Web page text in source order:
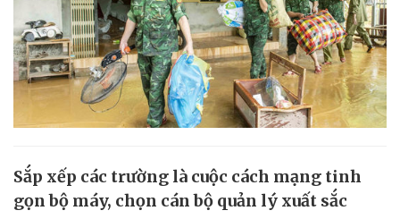
Sắp xếp các trường là cuộc cách mạng tinh
gọn bộ máy, chọn cán bộ quản lý xuất sắc